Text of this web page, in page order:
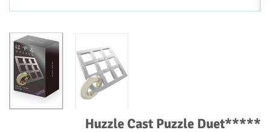
Huzzle Cast Puzzle Duet*****